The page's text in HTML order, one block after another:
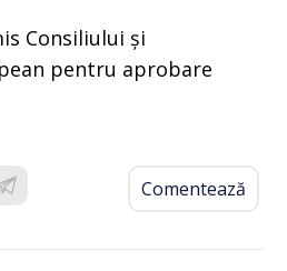
Consiliului și
pentru aprobare
Comentează